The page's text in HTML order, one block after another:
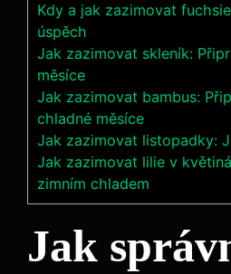
Kdy a jak zazimovat
úspěch
Jak zazimovat skleník:
měsíce
Jak zazimovat bambus:
chladné měsíce
Jak zazimovat listopadky:
Jak zazimovat lilie v
zimním chladem
Jak